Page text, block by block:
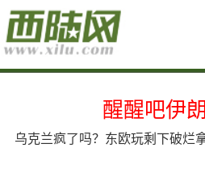
醒醒吧伊
乌克兰疯了吗？东欧玩剩下破烂